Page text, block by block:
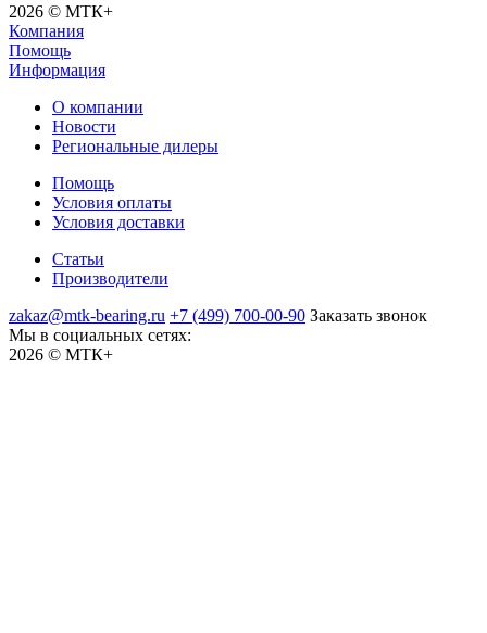
2026 © МТК+
Компания
Помощь
Информация
О компании
Новости
Региональные дилеры
Помощь
Условия оплаты
Условия доставки
Статьи
Производители
zakaz@mtk-bearing.ru +7 (499) 700-00-90 Заказать звонок
Мы в социальных сетях:
2026 © МТК+